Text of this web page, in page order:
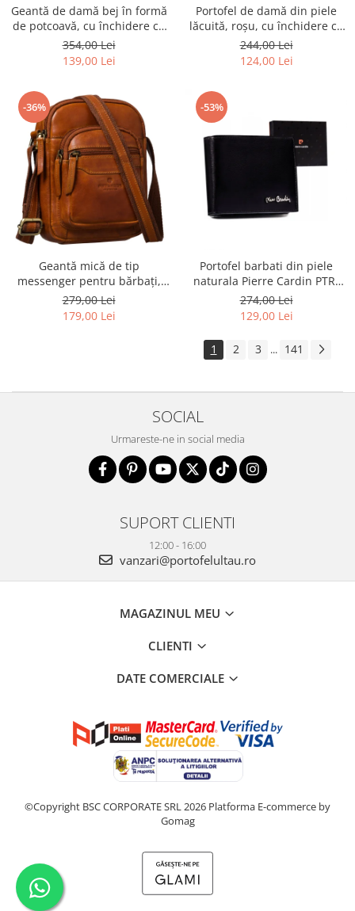
Geantă de damă bej în formă
de potcoavă, cu închidere cu
clip magnetic - Peterson PTR-
PTN PIWONIA BEIGE
354,00 Lei
139,00 Lei
Portofel de damă din piele
lăcuită, roșu, cu închidere cu
capsă - Rovicky PTR-RH-22-1-
RS RED
244,00 Lei
124,00 Lei
-36%
Geantă mică de tip
messenger pentru bărbați,
geantă de umăr, geantă de
oraș maro din piele naturală -
Peterson
279,00 Lei
179,00 Lei
-53%
Portofel barbati din piele
naturala Pierre Cardin PTR-
8806 TILAK51
274,00 Lei
129,00 Lei
1 2 3 ... 141
SOCIAL
Urmareste-ne in social media
SUPORT CLIENTI
12:00 - 16:00
vanzari@portofelultau.ro
MAGAZINUL MEU
CLIENTI
DATE COMERCIALE
©Copyright BSC CORPORATE SRL 2026 Platforma E-commerce by
Gomag